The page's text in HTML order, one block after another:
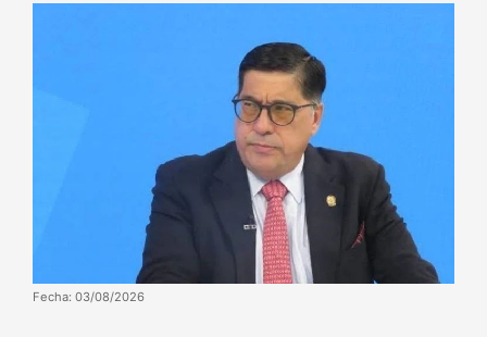
Fecha: 03/08/2026